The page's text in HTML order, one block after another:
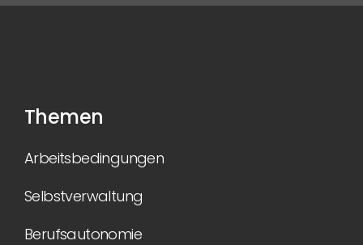
Themen
Arbeitsbedingungen
Selbstverwaltung
Berufsautonomie